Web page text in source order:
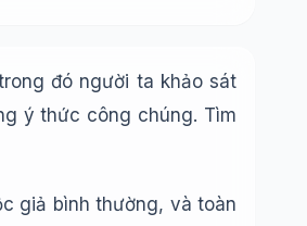
đó người ta khảo sát
ý thức công chúng. Tìm
giả bình thường, và toàn